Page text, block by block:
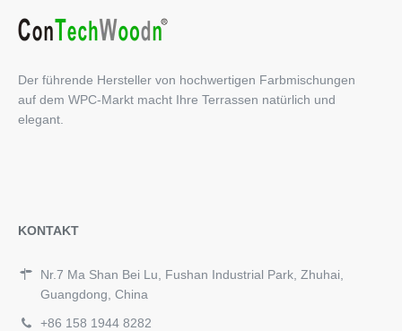
Der führende Hersteller von hochwertigen Farbmischungen
auf dem WPC-Markt macht Ihre Terrassen natürlich und
elegant.
KONTAKT
Nr.7 Ma Shan Bei Lu, Fushan Industrial Park, Zhuhai,
Guangdong, China
+86 158 1944 8282